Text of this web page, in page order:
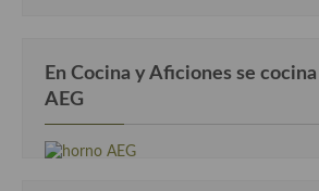
En Cocina y Aficiones se
AEG